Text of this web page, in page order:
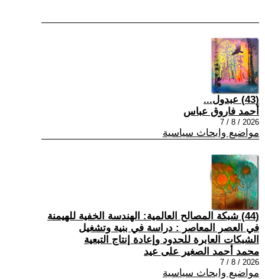
(43) عبدول...
أحمد فاروق عباس
2026 / 8 / 7
مواضيع وابحاث سياسية
(44) شبكة المصالح العالمية: الهندسة الخفية للهيمنة
في العصر المعاصر : دراسة في بنية وتشغيل
الشبكات العابرة للحدود وإعادة إنتاج التبعية
محمد أحمد الصغير على عيد
2026 / 8 / 7
مواضيع وابحاث سياسية